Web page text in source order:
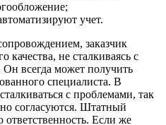
учет.
заказчик
качества, не сталкиваясь с
всегда может получить
специалиста. В
с проблемами, так
согласуются. Штатный
Если же